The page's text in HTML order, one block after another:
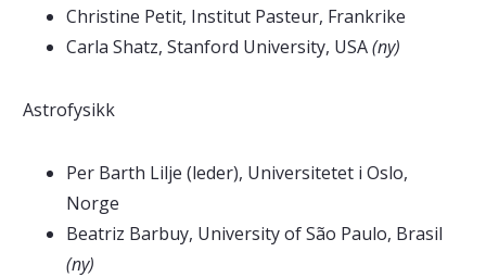
Christine Petit, Institut Pasteur, Frankrike
Carla Shatz, Stanford University, USA(ny)
Astrofysikk
Per Barth Lilje (leder), Universitetet i Oslo,
Norge
Beatriz Barbuy, University of São Paulo, Brasil
(ny)